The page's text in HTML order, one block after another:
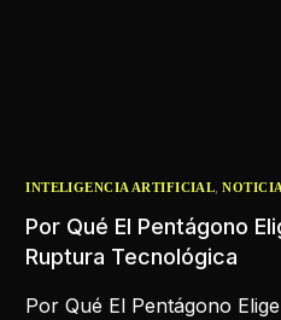
INTELIGENCIA ARTIFICIAL,
Por Qué El Pentágono
Ruptura Tecnológica
Por Qué El Pentágono